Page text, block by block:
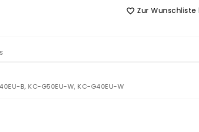
 Zur
B, KC-G50EU-W, KC-G40EU-W